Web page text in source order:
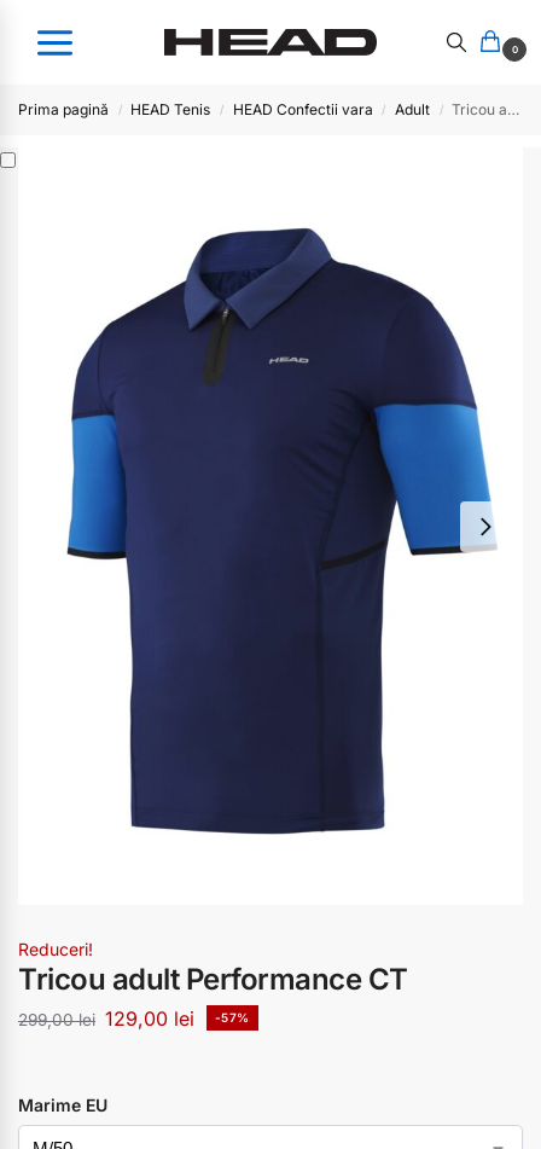
0
Prima pagină / HEAD Tenis / HEAD Confectii vara / Adult / Tricou adult Performance CT
Reduceri!
Tricou adult Performance CT
299,00lei 129,00 lei -57%
Marime EU